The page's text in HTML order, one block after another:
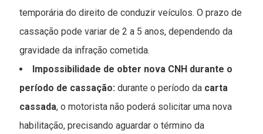
temporária do direito de conduzir veículos. O prazo de
cassação pode variar de 2 a 5 anos, dependendo da
gravidade da infração cometida.
Impossibilidade de obter nova CNH durante o
período de cassação: durante o período da carta
cassada, o motorista não poderá solicitar uma nova
habilitação, precisando aguardar o término da